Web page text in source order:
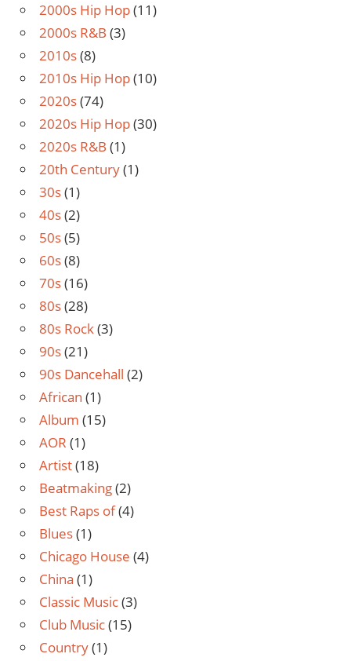
2000s Hip Hop(11)
2000s R&B (3)
2010s(8)
2010s Hip Hop(10)
2020s(74)
2020s Hip Hop(30)
2020s R&B (1)
20th Century(1)
30s(1)
40s(2)
50s(5)
60s(8)
70s(16)
80s(28)
80s Rock(3)
90s(21)
90s Dancehall (2)
African (1)
Album (15)
AOR (1)
Artist(18)
Beatmaking(2)
Best Raps of(4)
Blues(1)
Chicago House (4)
China (1)
Classic Music(3)
Club Music(15)
Country(1)